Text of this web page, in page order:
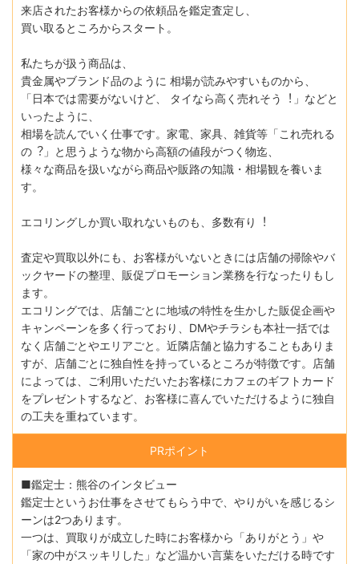
来店されたお客様からの依頼品を鑑定査定し、
買い取るところからスタート。
私たちが扱う商品は、
貴⾦属やブランド品のように 相場が読みやすいものから、
「⽇本では需要がないけど、 タイなら⾼く売れそう︕」などと
いったように、
相場を読んでいく仕事です。家電、家具、雑貨等「これ売れる
の︖」と思うような物から⾼額の値段がつく物迄、
様々な商品を扱いながら商品や販路の知識・相場観を養いま
す。
エコリングしか買い取れないものも、多数有り︕
査定や買取以外にも、お客様がいないときには店舗の掃除やバ
ックヤードの整理、販促プロモーション業務を行なったりもし
ます。
エコリングでは、店舗ごとに地域の特性を生かした販促企画や
キャンペーンを多く行っており、DMやチラシも本社一括では
なく店舗ごとやエリアごと。近隣店舗と協力することもありま
すが、店舗ごとに独自性を持っているところが特徴です。店舗
によっては、ご利用いただいたお客様にカフェのギフトカード
をプレゼントするなど、お客様に喜んでいただけるように独自
の工夫を重ねています。
PRポイント
■鑑定士：熊谷のインタビュー
鑑定士というお仕事をさせてもらう中で、やりがいを感じるシ
ーンは2つあります。
一つは、買取りが成立した時にお客様から「ありがとう」や
「家の中がスッキリした」など温かい言葉をいただける時です